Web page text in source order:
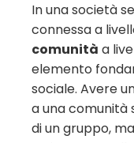
In una società
connessa a
comunità a
elemento
sociale. Avere
a una comunità
di un gruppo,